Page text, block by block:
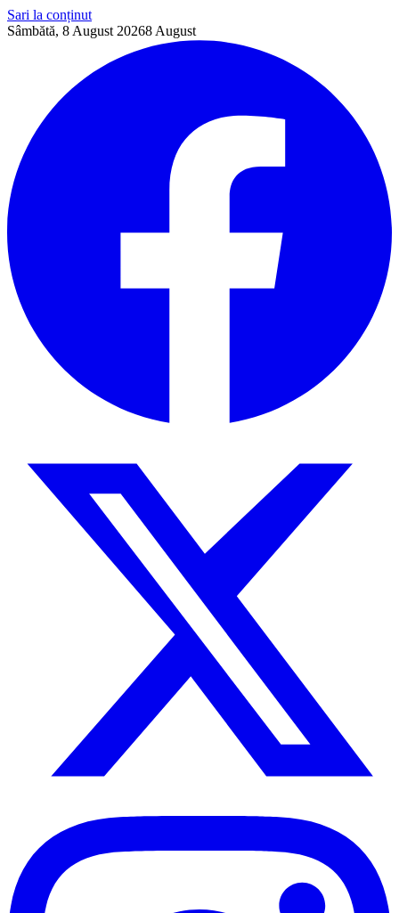
Sari la conținut
Sâmbătă, 8 August 20268 August